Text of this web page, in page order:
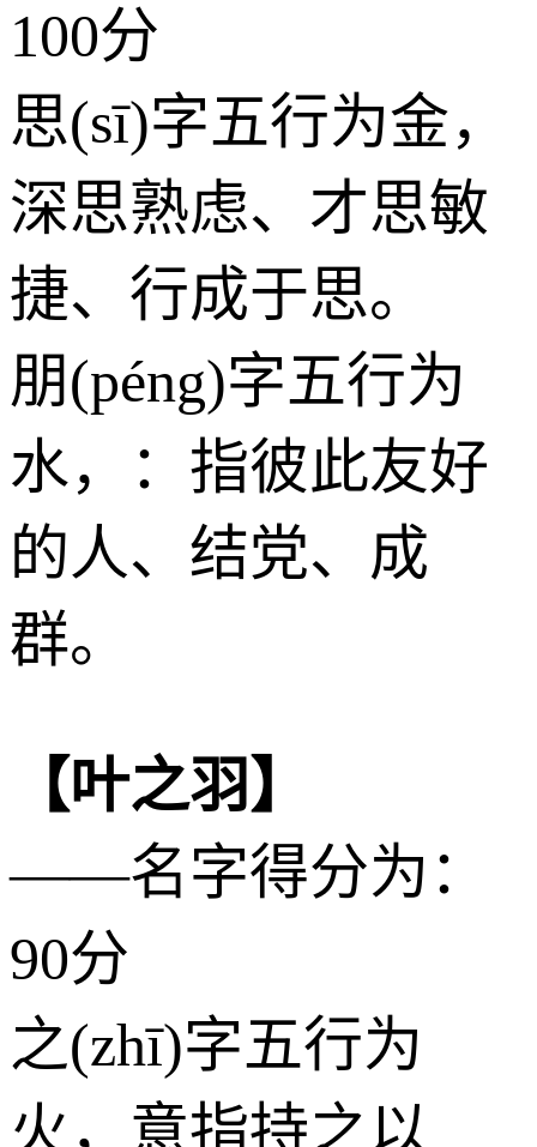
100分
思(sī)字五行为金，
深思熟虑、才思敏
捷、行成于思。
朋(péng)字五行为
水，：指彼此友好
的人、结党、成
群。
【叶之羽】
——名字得分为：
90分
之(zhī)字五行为
火 ，意指持之以